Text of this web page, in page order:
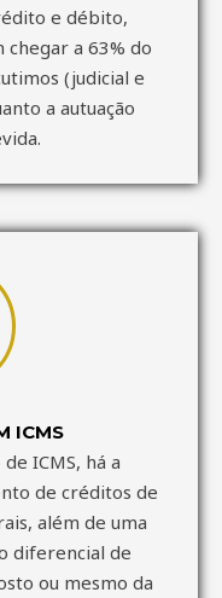
e débito,
a 63% do
(judicial e
a autuação
ICMS
ICMS, há a
de créditos de
além de uma
diferencial de
ou mesmo da